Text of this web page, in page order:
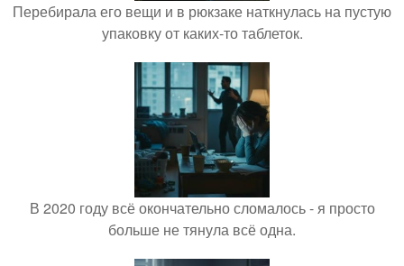
Перебирала его вещи и в рюкзаке наткнулась на пустую
упаковку от каких-то таблеток.
В 2020 году всё окончательно сломалось - я просто
больше не тянула всё одна.